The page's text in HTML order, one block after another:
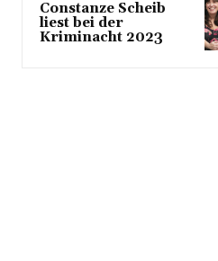
Constanze Scheib
liest bei der
Kriminacht 2023